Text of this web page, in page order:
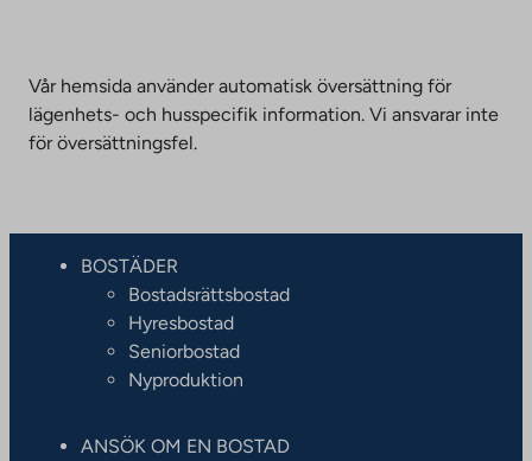
Vår hemsida använder automatisk översättning för
lägenhets- och husspecifik information. Vi ansvarar inte
för översättningsfel.
BOSTÄDER
Bostadsrättsbostad
Hyresbostad
Seniorbostad
Nyproduktion
ANSÖK OM EN BOSTAD